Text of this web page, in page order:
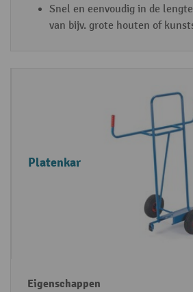
Snel en eenvoudig in de
van bijv. grote houten of
Platenkar